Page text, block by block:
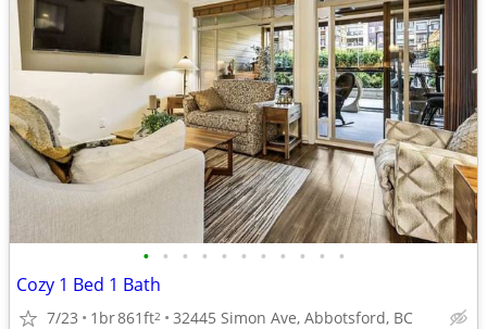
• • • • • • • • • • •
Cozy 1 Bed 1 Bath
7/23 1br861ft2 32445 Simon Ave, Abbotsford, BC